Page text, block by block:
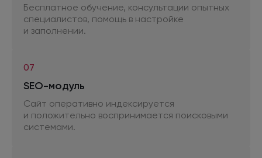
Бесплатное обучение, консультации опытных
специалистов, помощь в настройке
и заполнении.
07
SEO-модуль
Сайт оперативно индексируется
и положительно воспринимается поисковыми
системами.